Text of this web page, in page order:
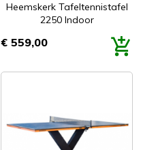
Heemskerk Tafeltennistafel
2250 Indoor
Prijs
€ 559,00